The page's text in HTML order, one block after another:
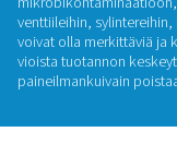
Paineilmankuivain
kompressorista.
kosteutta.